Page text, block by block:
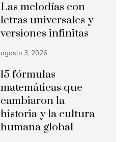
Las melodías con
letras universales y
versiones infinitas
agosto 3, 2026
15 fórmulas
matemáticas que
cambiaron la
historia y la cultura
humana global